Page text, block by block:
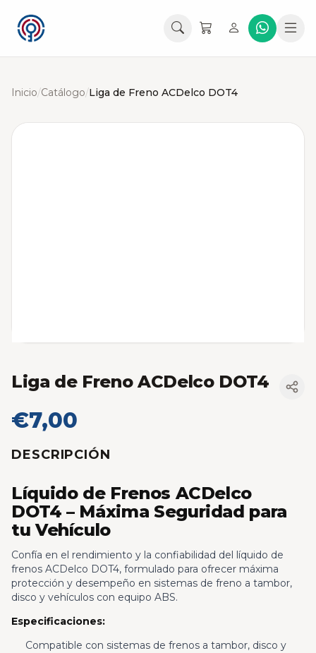
Inicio/Catálogo/Liga de Freno ACDelco DOT4
Liga de Freno ACDelco DOT4
€7,00
DESCRIPCIÓN
Líquido de Frenos ACDelco
DOT4 – Máxima Seguridad para
tu Vehículo
Confía en el rendimiento y la confiabilidad del líquido de
frenos ACDelco DOT4, formulado para ofrecer máxima
protección y desempeño en sistemas de freno a tambor,
disco y vehículos con equipo ABS.
Especificaciones:
Compatible con sistemas de frenos a tambor, disco y